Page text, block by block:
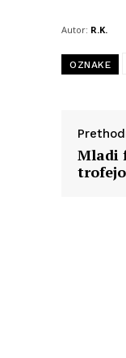
Autor: R.K.
OZNAKE
Mladi